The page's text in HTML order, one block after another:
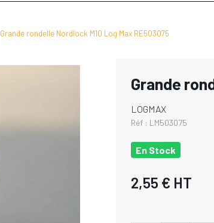
Grande rondelle Nordlock M10 Log Max RE503075
Grande
LOGMAX
Réf : LM503075
En Stock
2,55 € HT